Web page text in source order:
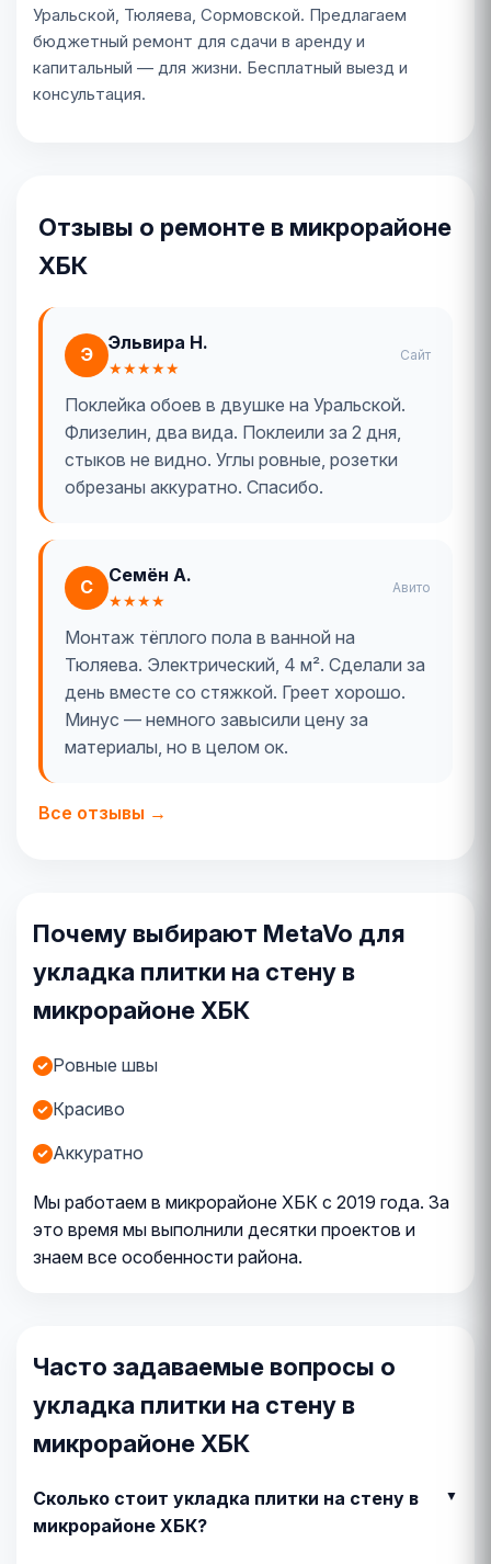
Уральской, Тюляева, Сормовской. Предлагаем
бюджетный ремонт для сдачи в аренду и
капитальный — для жизни. Бесплатный выезд и
консультация.
Отзывы о ремонте в микрорайоне
ХБК
Э
Эльвира Н.
★★★★★
Сайт
Поклейка обоев в двушке на Уральской.
Флизелин, два вида. Поклеили за 2 дня,
стыков не видно. Углы ровные, розетки
обрезаны аккуратно. Спасибо.
С
Семён А.
★★★★
Авито
Монтаж тёплого пола в ванной на
Тюляева. Электрический, 4 м². Сделали за
день вместе со стяжкой. Греет хорошо.
Минус — немного завысили цену за
материалы, но в целом ок.
Все отзывы →
Почему выбирают MetaVo для
укладка плитки на стену в
микрорайоне ХБК
Ровные швы
Красиво
Аккуратно
Мы работаем в микрорайоне ХБК с 2019 года. За
это время мы выполнили десятки проектов и
знаем все особенности района.
Часто задаваемые вопросы о
укладка плитки на стену в
микрорайоне ХБК
Сколько стоит укладка плитки на стену в
микрорайоне ХБК?